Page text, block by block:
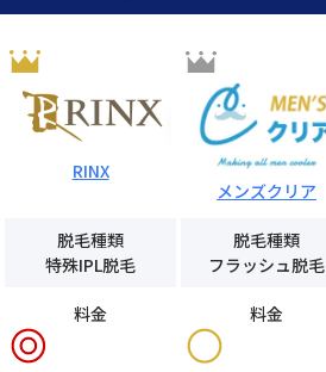
RINX
メンズクリア
脱毛種類
特殊IPL脱毛
脱毛種類
フラッシュ脱毛
料金 料金